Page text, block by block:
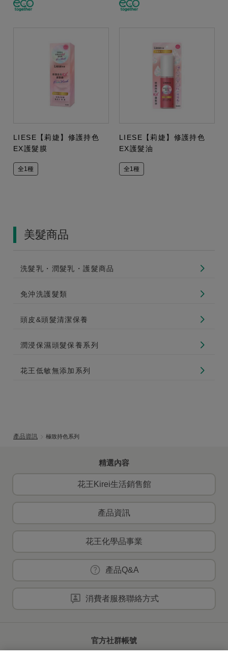
LIESE【莉婕】修護持色
EX護髮膜
全1種
LIESE【莉婕】修護持色
EX護髮油
全1種
美髮商品
洗髮乳・潤髮乳・護髮商品
免沖洗護髮類
頭皮&頭髮清潔保養
潤浸保濕頭髮保養系列
花王低敏無添加系列
產品資訊 極致持色系列
精選內容
花王Kirei生活銷售館
產品資訊
花王化學品事業
產品Q&A
消費者服務聯絡方式
官方社群帳號